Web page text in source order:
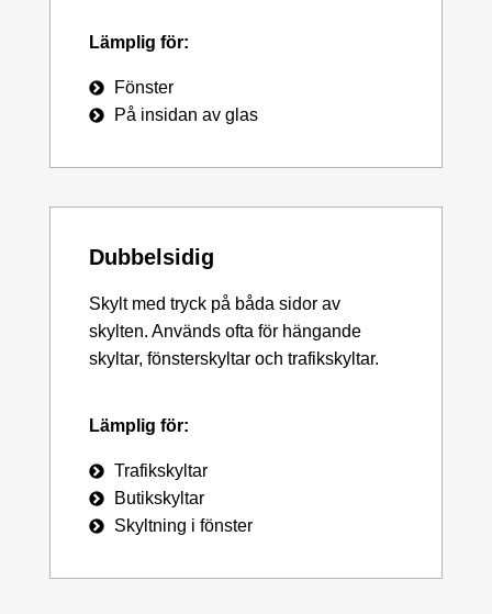
Lämplig för:
Fönster
På insidan av glas
Dubbelsidig
Skylt med tryck på båda sidor av
skylten. Används ofta för hängande
skyltar, fönsterskyltar och trafikskyltar.
Lämplig för:
Trafikskyltar
Butikskyltar
Skyltning i fönster